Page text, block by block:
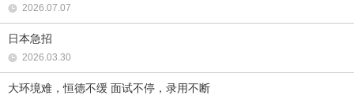
2026.07.07
日本急招
2026.03.30
大环境难，恒德不缓 面试不停，录用不断